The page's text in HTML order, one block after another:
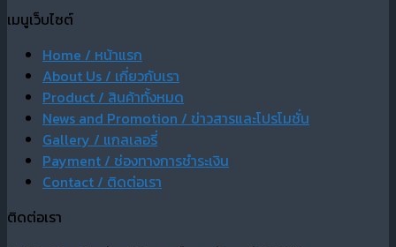
เมนูเว็บไซต์
Home / หน้าแรก
About Us / เกี่ยวกับเรา
Product / สินค้าทั้งหมด
News and Promotion / ข่าวสารและโปรโมชั่น
Gallery / แกลเลอรี่
Payment / ช่องทางการชำระเงิน
Contact / ติดต่อเรา
ติดต่อเรา